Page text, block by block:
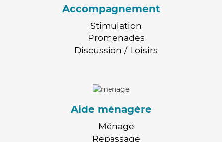
Accompagnement
Stimulation
Promenades
Discussion / Loisirs
Aide ménagère
Ménage
Repassage